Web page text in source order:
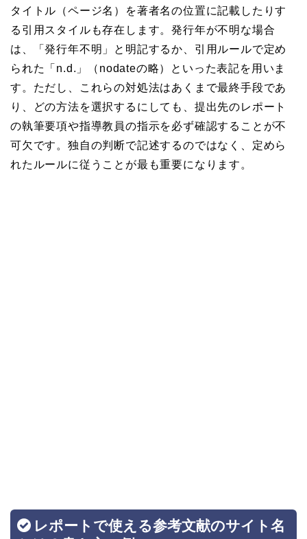
タイトル（ページ名）を著者名の位置に記載したりす
る引用スタイルも存在します。発行年が不明な場合
は、「発行年不明」と明記するか、引用ルールで定め
られた「n.d.」（nodateの略）といった表記を用いま
す。ただし、これらの対処法はあくまで最終手段であ
り、どの方法を選択するにしても、提出先のレポート
の執筆要項や指導教員の指示を必ず確認することが不
可欠です。独自の判断で記述するのではなく、定めら
れたルールに従うことが最も重要になります。
レポートで使える参考文献のサイト名